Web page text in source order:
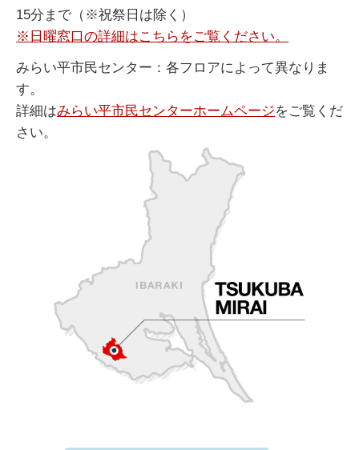
15分まで（※祝祭日は除く）
※日曜窓口の詳細はこちらをご覧ください。
みらい平市民センター：各フロアによって異なりま
す。
詳細はみらい平市民センターホームページをご覧くだ
さい。